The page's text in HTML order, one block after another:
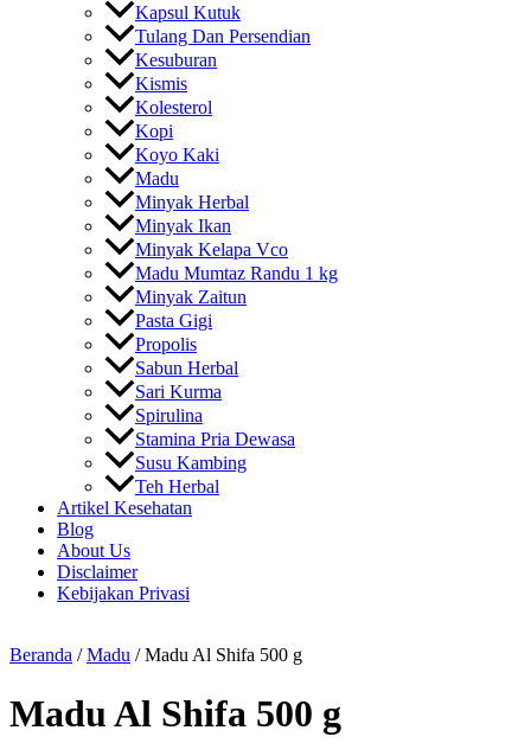
Kapsul Kutuk
Tulang Dan Persendian
Kesuburan
Kismis
Kolesterol
Kopi
Koyo Kaki
Madu
Minyak Herbal
Minyak Ikan
Minyak Kelapa Vco
Madu Mumtaz Randu 1 kg
Minyak Zaitun
Pasta Gigi
Propolis
Sabun Herbal
Sari Kurma
Spirulina
Stamina Pria Dewasa
Susu Kambing
Teh Herbal
Artikel Kesehatan
Blog
About Us
Disclaimer
Kebijakan Privasi
Beranda /Madu / Madu Al Shifa 500 g
Madu Al Shifa 500 g